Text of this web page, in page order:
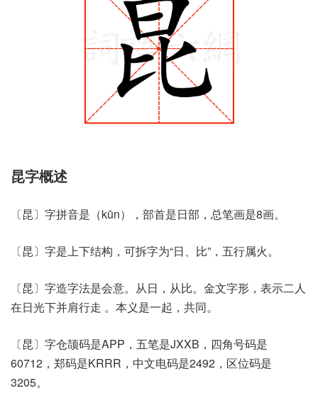
昆字概述
〔昆〕字拼音是（kūn），部首是日部，总笔画是8画。
〔昆〕字是上下结构，可拆字为“日、比”，五行属火。
〔昆〕字造字法是会意。从日，从比。金文字形，表示二人
在日光下并肩行走 。本义是一起，共同。
〔昆〕字仓颉码是APP，五笔是JXXB，四角号码是
60712，郑码是KRRR，中文电码是2492，区位码是
3205。